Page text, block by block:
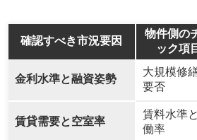
確認すべき市況要因
物件側の
ック項
金利水準と融資姿勢
大規模修
要否
賃貸需要と空室率
賃料水準
働率